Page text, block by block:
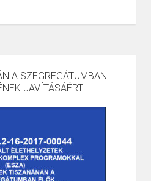
A SZEGREGÁTUMBAN
JAVÍTÁSÁÉRT